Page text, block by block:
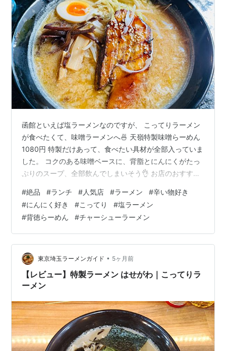
函館といえば塩ラーメンなのですが、 こってりラーメン
が食べたくて、味噌ラーメンへ🍜 天嶺特製味噌らーめん
1080円 特製だけあって、食べたい具材が全部入っていま
した。 コクのある味噌ベースに、背脂とにんにくがたっ
ぷりのスープ、全部飲んでしまいそう👌 お店のおすすめ
かった◎ お野菜たっぷりも嬉しいポイントです。 とろ味
噌らーめん 1150円 にんにくたっぷり！たまらない🧄 上
におろしニンニクがひとすくい乗っているの、見えます
でしょうか？ これだけ入れるの、ラーメン屋さんの無料
トッピングだと少し恥ずかしくて躊躇しちゃうんです
が、たっぷりにんにくは…
#絶品 #ランチ #人気店 #ラーメン #辛い物好き
#にんにく好き #こってり #塩ラーメン
#背徳らーめん #チャーシューラーメン
東京埼玉ラーメンガイド • 5ヶ月前
【レビュー】特製ラーメン はせがわ｜こってりラ
ーメン